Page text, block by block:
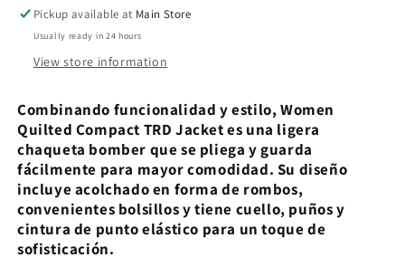
Pickup available at Main Store
Usually ready in 24 hours
View store information
Combinando funcionalidad y estilo, Women
Quilted Compact TRD Jacket es una ligera
chaqueta bomber que se pliega y guarda
fácilmente para mayor comodidad. Su diseño
incluye acolchado en forma de rombos,
convenientes bolsillos y tiene cuello, puños y
cintura de punto elástico para un toque de
sofisticación.